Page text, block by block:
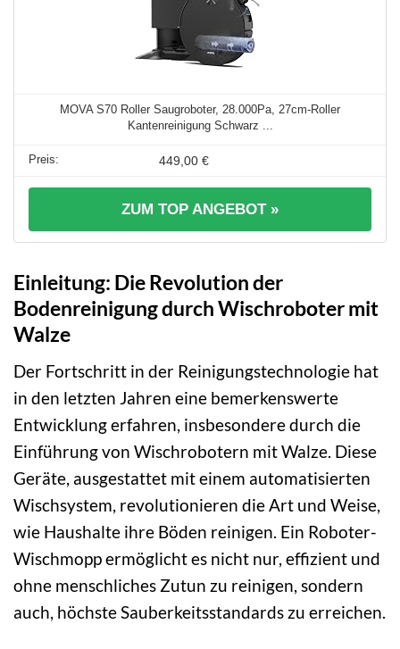
MOVA S70 Roller Saugroboter, 28.000Pa, 27cm-Roller
Kantenreinigung Schwarz ...
449,00 €
ZUM TOP ANGEBOT »
Einleitung: Die Revolution der
Bodenreinigung durch Wischroboter mit
Walze
Der Fortschritt in der Reinigungstechnologie hat
in den letzten Jahren eine bemerkenswerte
Entwicklung erfahren, insbesondere durch die
Einführung von Wischrobotern mit Walze. Diese
Geräte, ausgestattet mit einem automatisierten
Wischsystem, revolutionieren die Art und Weise,
wie Haushalte ihre Böden reinigen. Ein Roboter-
Wischmopp ermöglicht es nicht nur, effizient und
ohne menschliches Zutun zu reinigen, sondern
auch, höchste Sauberkeitsstandards zu erreichen.